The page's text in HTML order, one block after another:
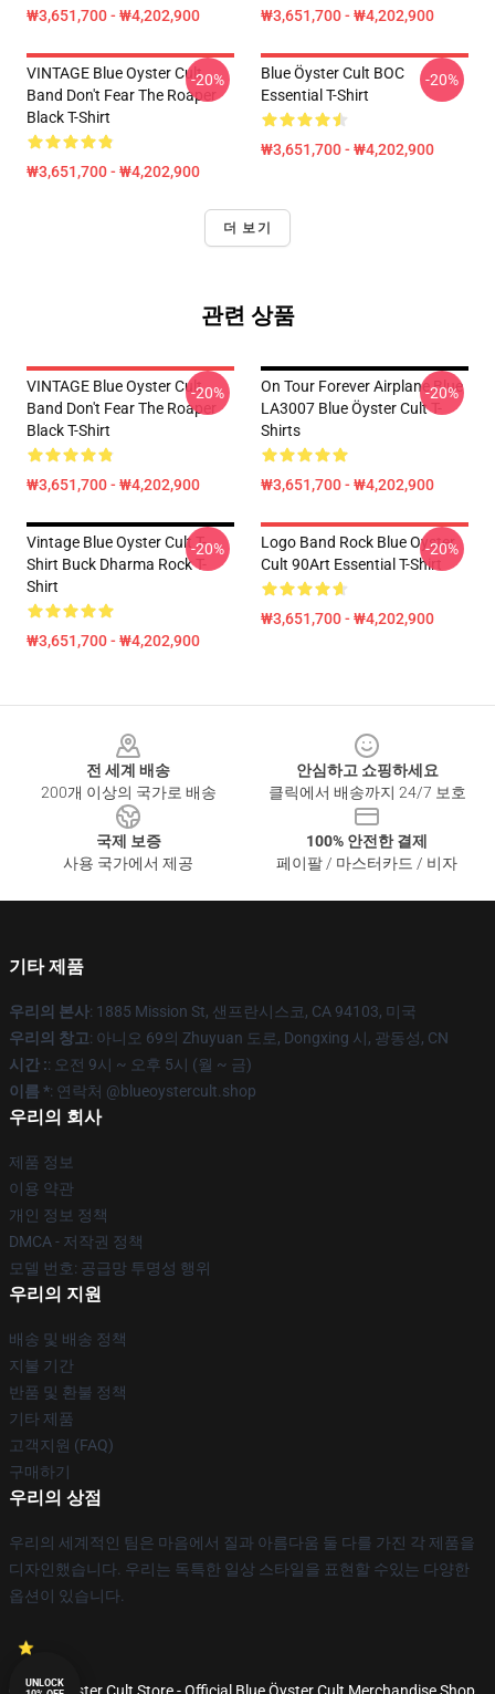
₩3,651,700 - ₩4,202,900 ₩3,651,700 - ₩4,202,900
VINTAGE Blue Oyster Cult
Band Don't Fear The Roaper
Black T-Shirt
₩3,651,700 - ₩4,202,900
-20%
Blue Öyster Cult BOC
Essential T-Shirt
₩3,651,700 - ₩4,202,900
-20%
더 보기
관련 상품
VINTAGE Blue Oyster Cult
Band Don't Fear The Roaper
Black T-Shirt
₩3,651,700 - ₩4,202,900
-20%
On Tour Forever Airplane Blue
LA3007 Blue Öyster Cult T-
Shirts
₩3,651,700 - ₩4,202,900
-20%
Vintage Blue Oyster Cult T-
Shirt Buck Dharma Rock T-
Shirt
₩3,651,700 - ₩4,202,900
-20%
Logo Band Rock Blue Oyster
Cult 90Art Essential T-Shirt
₩3,651,700 - ₩4,202,900
-20%
전 세계 배송
200개 이상의 국가로 배송
안심하고 쇼핑하세요
클릭에서 배송까지 24/7 보호
국제 보증
사용 국가에서 제공
100% 안전한 결제
페이팔 / 마스터카드 / 비자
기타 제품
우리의 본사: 1885 Mission St, 샌프란시스코, CA 94103, 미국
우리의 창고: 아니오 69의 Zhuyuan 도로, Dongxing 시, 광동성, CN
시간 :: 오전 9시 ~ 오후 5시 (월 ~ 금)
이름 *: 연락처 @blueoystercult.shop
우리의 회사
제품 정보
이용 약관
개인 정보 정책
DMCA - 저작권 정책
모델 번호: 공급망 투명성 행위
우리의 지원
배송 및 배송 정책
지불 기간
반품 및 환불 정책
기타 제품
고객지원 (FAQ)
구매하기
우리의 상점
우리의 세계적인 팀은 마음에서 질과 아름다움 둘 다를 가진 각 제품을
디자인했습니다. 우리는 독특한 일상 스타일을 표현할 수있는 다양한
옵션이 있습니다.
UNLOCK